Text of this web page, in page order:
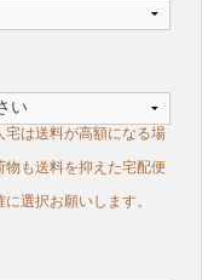
は送料が高額になる場
も送料を抑えた宅配便
選択お願いします。